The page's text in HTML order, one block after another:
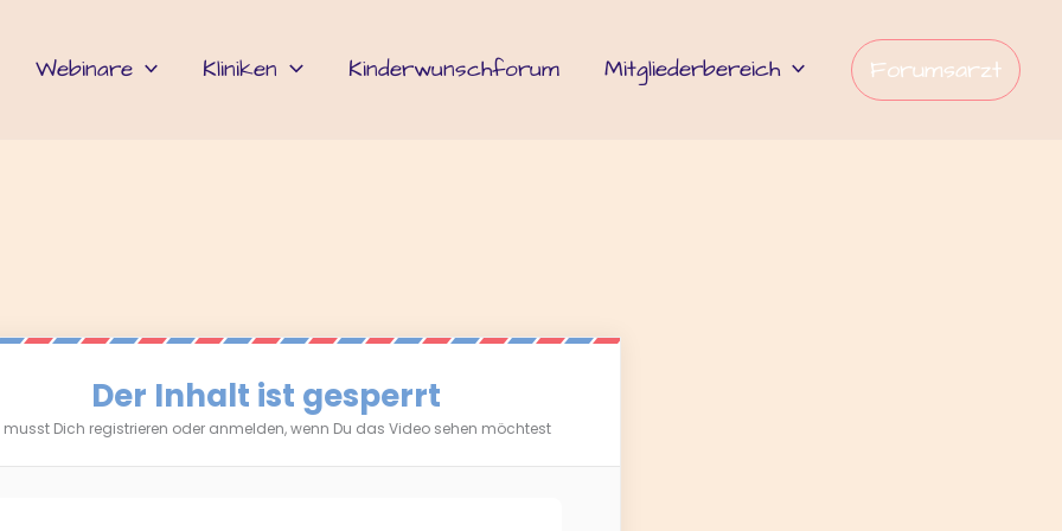
Webinare Kliniken Kinderwunschforum Mitgliederbereich Forumsarzt
Der Inhalt ist gesperrt
musst Dich registrieren oder anmelden, wenn Du das Video sehen möchtest